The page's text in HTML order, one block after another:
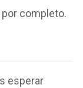
completo.
esperar